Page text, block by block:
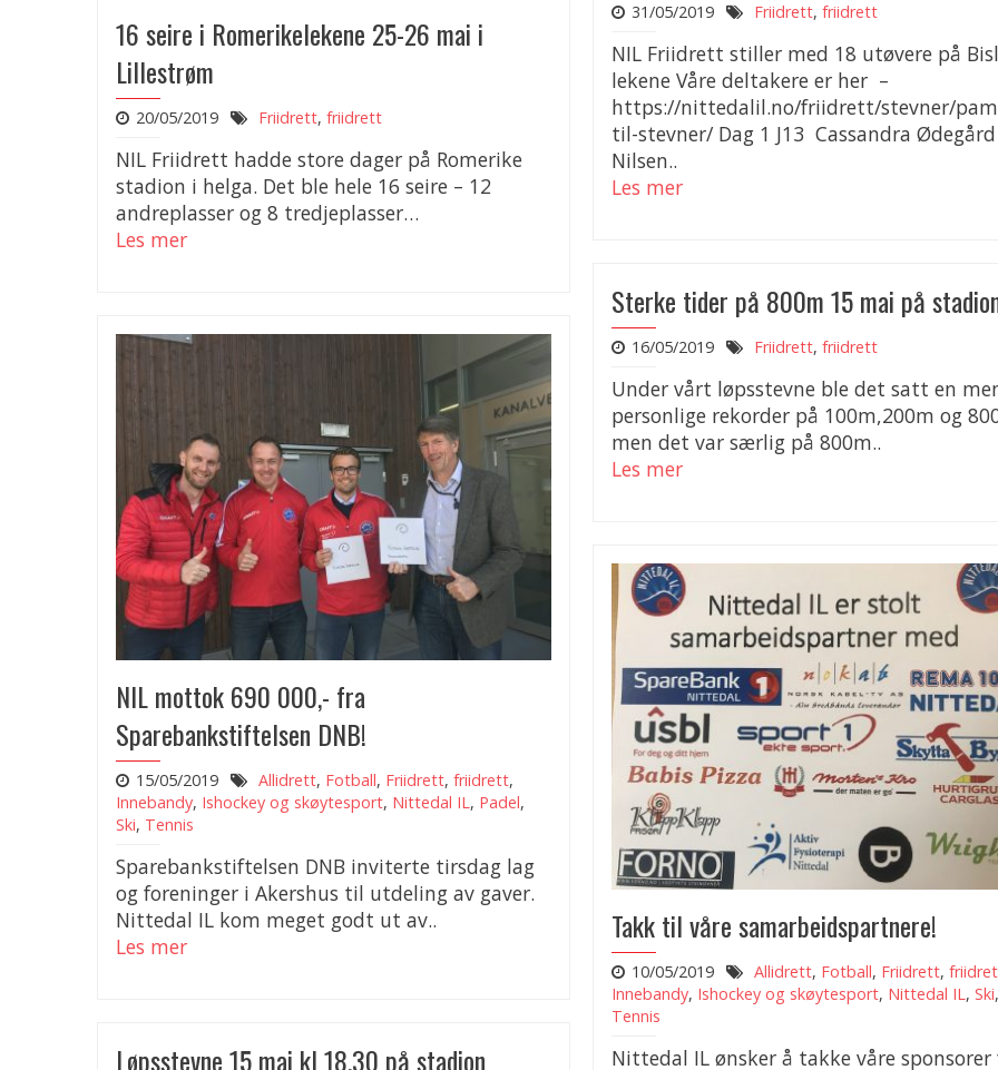
31/05/2019 Friidrett, friidrett
NIL Friidrett stiller med 18 utøvere på
lekene Våre deltakere er her –
https://nittedalil.no/friidrett/stevner/
til-stevner/ Dag 1 J13 Cassandra Ødegård
Nilsen..
Les mer
16 seire i Romerikelekene 25-26 mai i
Lillestrøm
20/05/2019 Friidrett, friidrett
NIL Friidrett hadde store dager på Romerike
stadion i helga. Det ble hele 16 seire – 12
andreplasser og 8 tredjeplasser…
Les mer
Sterke tider på 800m 15 mai på
16/05/2019 Friidrett, friidrett
Under vårt løpsstevne ble det satt en
personlige rekorder på 100m,200m og
men det var særlig på 800m..
Les mer
NIL mottok 690 000,- fra
Sparebankstiftelsen DNB!
15/05/2019 Allidrett, Fotball, Friidrett, friidrett,
Innebandy, Ishockey og skøytesport, Nittedal IL, Padel,
Ski, Tennis
Sparebankstiftelsen DNB inviterte tirsdag lag
og foreninger i Akershus til utdeling av gaver.
Nittedal IL kom meget godt ut av..
Les mer
Takk til våre samarbeidspartnere!
10/05/2019 Allidrett, Fotball, Friidrett,
Innebandy, Ishockey og skøytesport, Nittedal IL, Ski,
Tennis
Nittedal IL ønsker å takke våre sponsorer
Løpsstevne 15 mai kl 18.30 på stadion